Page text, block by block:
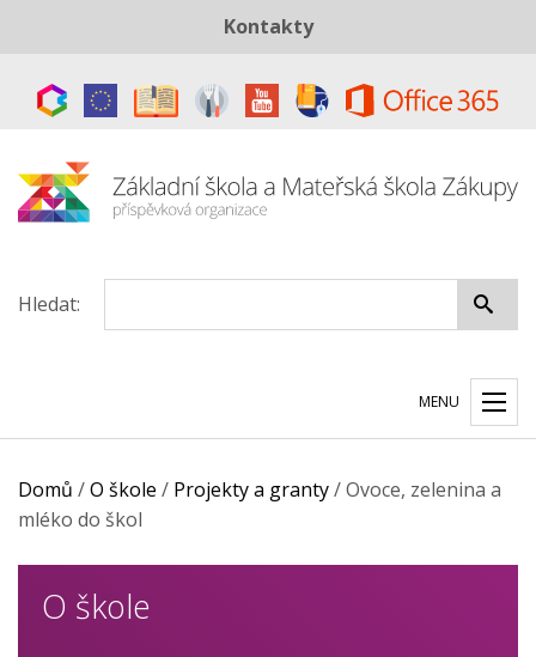
Kontakty
Datová schránka:ye8cp64
Hledat:
MENU
Domů /O škole / Projekty a granty/Ovoce, zelenina a
mléko do škol
O škole